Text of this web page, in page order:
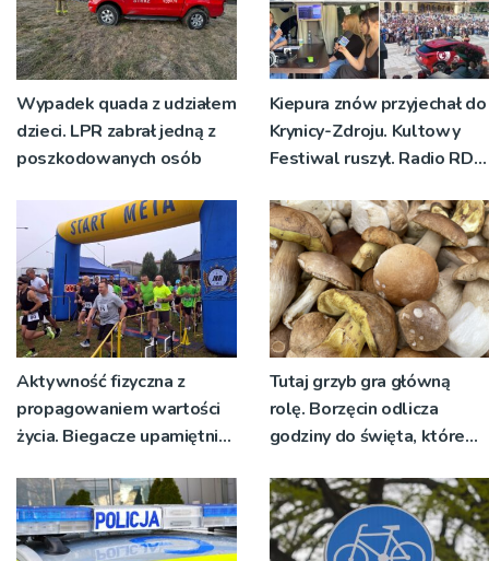
Wypadek quada z udziałem
dzieci. LPR zabrał jedną z
poszkodowanych osób
Kiepura znów przyjechał do
Krynicy-Zdroju. Kultowy
Festiwal ruszył. Radio RDN
żywo [ZDJĘCIA]
Aktywność fizyczna z
propagowaniem wartości
życia. Biegacze upamiętnili
Tutaj grzyb gra główną
rolę. Borzęcin odlicza
godziny do święta, które
pokoleń